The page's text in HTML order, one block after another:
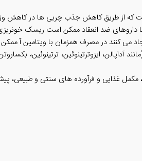
داروهای ضد انعقاد ممکن است ریسک
می کنند در مصرف همزمان با ویتامین آ
آداپالن، ایزوترتینوئین،
غذایی و فرآورده های سنتی و طبیعی،